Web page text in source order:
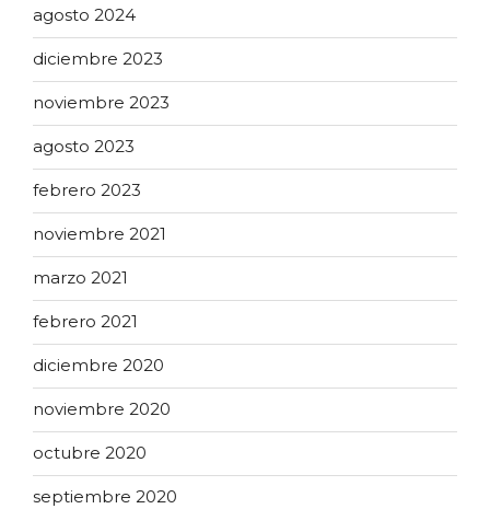
agosto 2024
diciembre 2023
noviembre 2023
agosto 2023
febrero 2023
noviembre 2021
marzo 2021
febrero 2021
diciembre 2020
noviembre 2020
octubre 2020
septiembre 2020